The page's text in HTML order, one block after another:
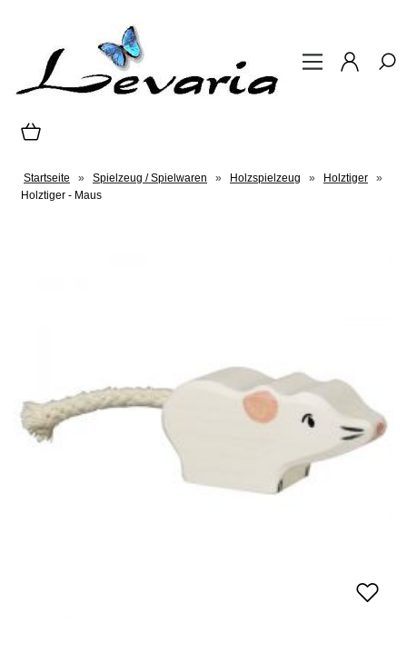
Startseite » Spielzeug / Spielwaren » Holzspielzeug » Holztiger
»
Holztiger - Maus